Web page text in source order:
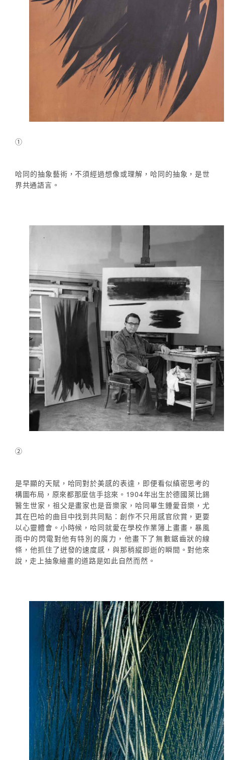
①
哈同的抽象藝術，不須經過想像或理解，哈同的抽象，是世
界共通語言。
②
是早顯的天賦，哈同對於美感的表達，即便看似縝密思考的
構圖布局，原來都那麼信手捻來。1904年出生於德國萊比錫
醫生世家，祖父是畫家也是音樂家，哈同畢生鍾愛音樂，尤
其在巴哈的曲目中找到共同點：創作不只用感官欣賞，更要
以心靈體會。小時候，哈同就愛在學校作業簿上畫畫，暴風
雨中的閃電對他有特別的魔力，他畫下了無數鋸齒狀的線
條，他抓住了迸發的速度感，與那稍縱即逝的瞬間。對他來
說，走上抽象繪畫的道路是如此自然而然。